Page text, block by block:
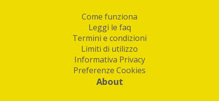
Come funziona
Leggi le faq
Termini e condizioni
Limiti di utilizzo
Informativa Privacy
Preferenze Cookies
About